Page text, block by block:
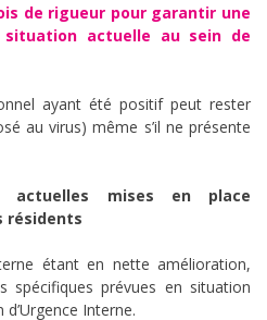
de rigueur pour garantir une
actuelle au sein de
ayant été positif peut rester
au virus) même s’il ne présente
actuelles mises en place
résidents
étant en nette amélioration,
spécifiques prévues en situation
Interne.